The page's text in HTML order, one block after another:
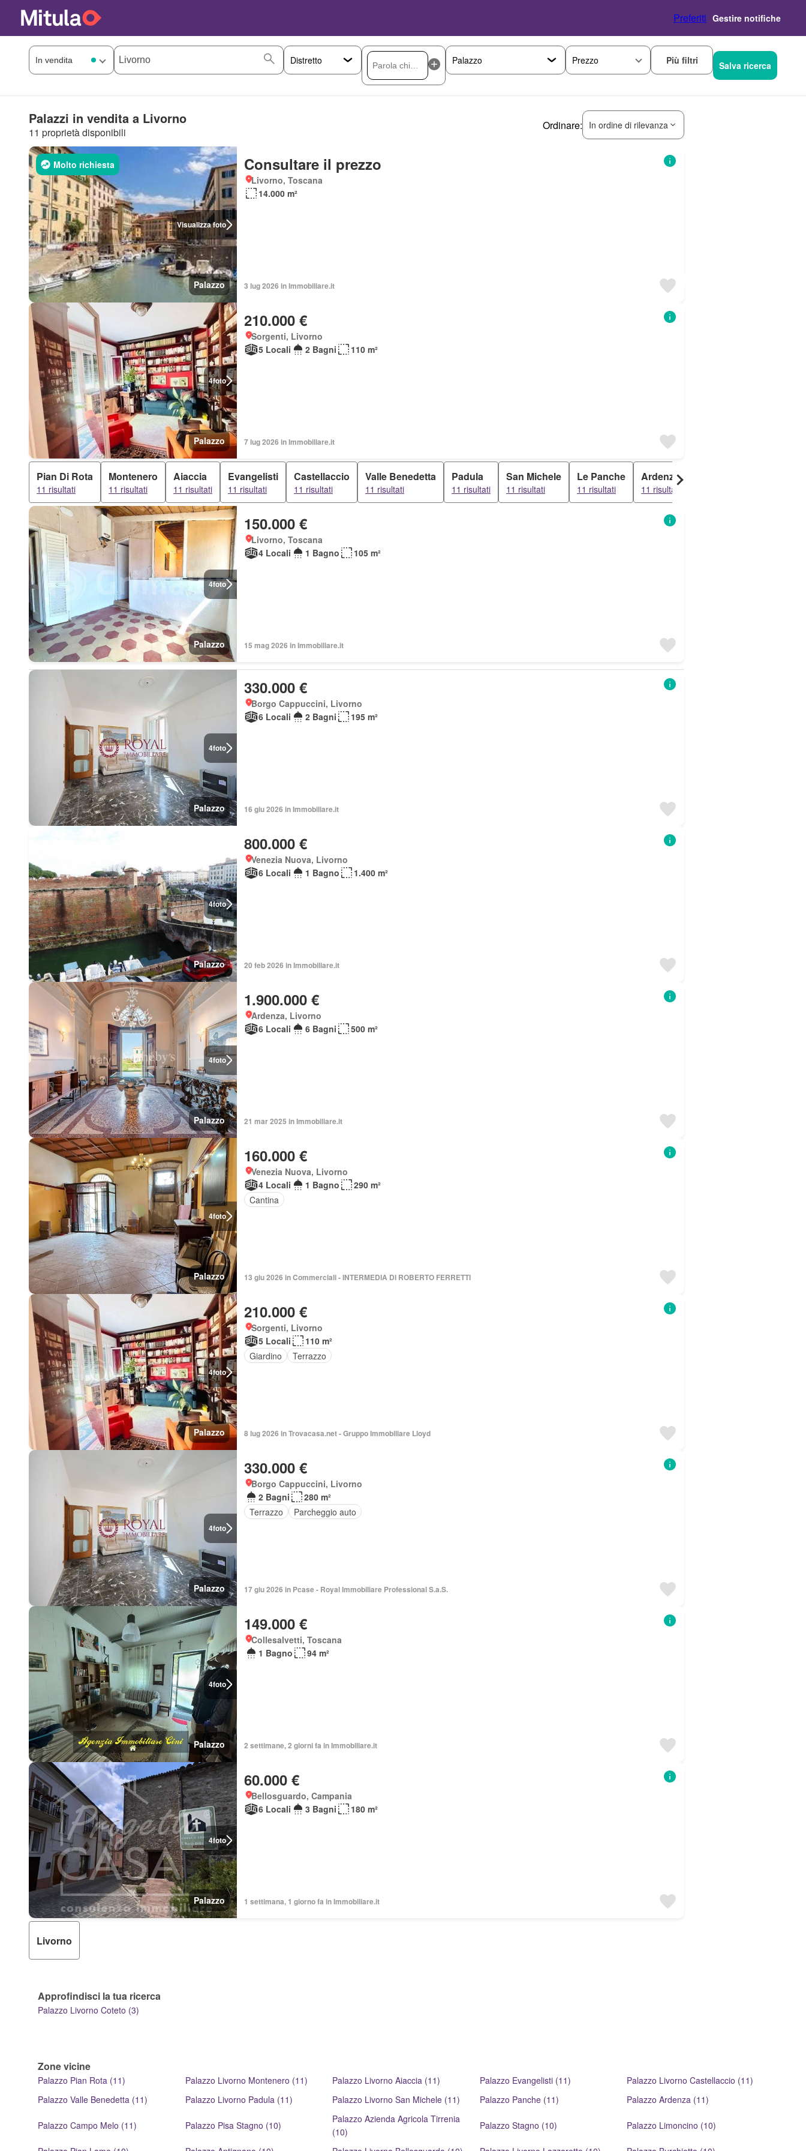
Preferiti Gestire notifiche
Prezzo Più filtri Salva ricerca
Palazzi in vendita a Livorno
11 proprietà disponibili
Ordinare: In ordine di rilevanza
Visualizza foto
Molto richiesta
Palazzo
Consultare il prezzo
Livorno, Toscana
14.000 m²
3 lug 2026 in Immobiliare.it
4foto
Palazzo
210.000 €
Sorgenti, Livorno
5 Locali
2 Bagni 110 m²
7 lug 2026 in Immobiliare.it
Pian Di Rota
11 risultati
Montenero
11 risultati
Aiaccia
11 risultati
Evangelisti
11 risultati
Castellaccio
11 risultati
Valle Benedetta
11 risultati
Padula
11 risultati
San Michele
11 risultati
Le Panche
11 risultati
Ardenza
11 risultati
4foto
Palazzo
150.000 €
Livorno, Toscana
4 Locali
1 Bagno 105 m²
15 mag 2026 in Immobiliare.it
4foto
Palazzo
330.000 €
Borgo Cappuccini, Livorno
6 Locali
2 Bagni 195 m²
16 giu 2026 in Immobiliare.it
4foto
Palazzo
800.000 €
Venezia Nuova, Livorno
6 Locali
1 Bagno 1.400 m²
20 feb 2026 in Immobiliare.it
4foto
Palazzo
1.900.000 €
Ardenza, Livorno
6 Locali
6 Bagni 500 m²
21 mar 2025 in Immobiliare.it
4foto
Palazzo
160.000 €
Venezia Nuova, Livorno
4 Locali
1 Bagno
290 m²
Cantina
13 giu 2026 in Commerciali - INTERMEDIA DI ROBERTO FERRETTI
4foto
Palazzo
210.000 €
Sorgenti, Livorno
5 Locali
110 m²
Giardino
Terrazzo
8 lug 2026 in Trovacasa.net - Gruppo Immobiliare Lloyd
4foto
Palazzo
330.000 €
Borgo Cappuccini, Livorno
2 Bagni
280 m²
Terrazzo
Parcheggio auto
17 giu 2026 in Pcase - Royal Immobiliare Professional S.a.S.
4foto
Palazzo
149.000 €
Collesalvetti, Toscana
1 Bagno
94 m²
2 settimane, 2 giorni fa in Immobiliare.it
4foto
Palazzo
60.000 €
Bellosguardo, Campania
6 Locali
3 Bagni 180 m²
1 settimana, 1 giorno fa in Immobiliare.it
Livorno
Approfindisci la tua ricerca
Palazzo Livorno Coteto (3)
Zone vicine
Palazzo Pian Rota (11) Palazzo Livorno Montenero (11) Palazzo Livorno Aiaccia (11) Palazzo Evangelisti (11)
Palazzo Livorno Castellaccio (11)
Palazzo Valle Benedetta (11)
Palazzo Livorno Padula (11) Palazzo Livorno San Michele (11) Palazzo Panche (11) Palazzo Ardenza (11)
Palazzo Campo Melo (11) Palazzo Pisa Stagno (10)
Palazzo Azienda Agricola Tirrenia
(10)
Palazzo Stagno (10) Palazzo Limoncino (10)